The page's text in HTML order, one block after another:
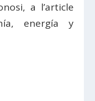
a l’article
energía y